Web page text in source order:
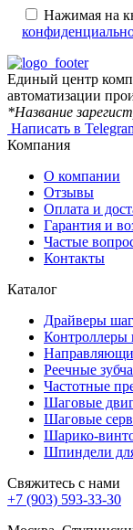
Нажимая на
Единый центр
автоматизации
*Название
Написать в
Компания
О компании
Отзывы
Оплата и
Гарантия и
Частые
Контакты
Каталог
Драйверы
Контроллеры
Реечные
Частотные
Шаговые
Шаговые
Шарико-
Шпиндели
Свяжитесь с нами
+7 (903) 593-33-30